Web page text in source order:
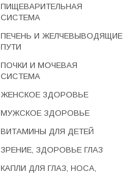
ПИЩЕВАРИТЕЛЬНАЯ
СИСТЕМА
ПЕЧЕНЬ И ЖЕЛЧЕВЫВОДЯЩИЕ
ПУТИ
ПОЧКИ И МОЧЕВАЯ
СИСТЕМА
ЖЕНСКОЕ ЗДОРОВЬЕ
МУЖСКОЕ ЗДОРОВЬЕ
ВИТАМИНЫ ДЛЯ ДЕТЕЙ
ЗРЕНИЕ, ЗДОРОВЬЕ ГЛАЗ
КАПЛИ ДЛЯ ГЛАЗ, НОСА,